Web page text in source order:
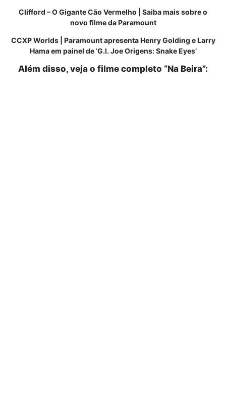
Clifford – O Gigante Cão Vermelho | Saiba mais sobre o
novo filme da Paramount
CCXP Worlds | Paramount apresenta Henry Golding e Larry
Hama em painel de ‘G.I. Joe Origens: Snake Eyes’
Além disso, veja o filme completo “Na Beira”: